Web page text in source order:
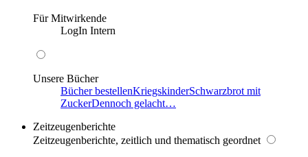
Für Mitwirkende
LogIn Intern
Unsere Bücher
Bücher bestellenKriegskinderSchwarzbrot mit
ZuckerDennoch gelacht…
Zeitzeugenberichte
Zeitzeugenberichte, zeitlich und thematisch geordnet